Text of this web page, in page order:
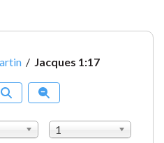
/ Jacques 1:17
1